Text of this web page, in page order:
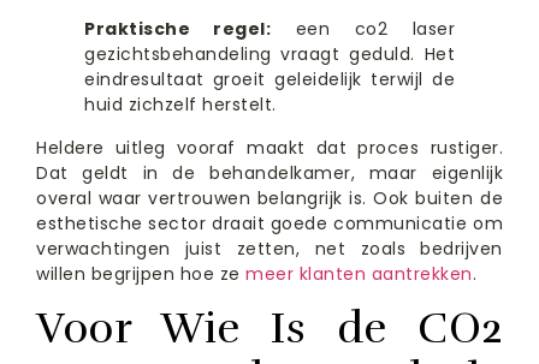
Praktische regel: een co2 laser
gezichtsbehandeling vraagt geduld. Het
eindresultaat groeit geleidelijk terwijl de
huid zichzelf herstelt.
Heldere uitleg vooraf maakt dat proces rustiger.
Dat geldt in de behandelkamer, maar eigenlijk
overal waar vertrouwen belangrijk is. Ook buiten de
esthetische sector draait goede communicatie om
verwachtingen juist zetten, net zoals bedrijven
willen begrijpen hoe ze meer klanten aantrekken.
Voor Wie Is de CO2